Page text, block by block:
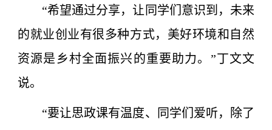
“希望通过分享，让同学们意识到，未来
的就业创业有很多种方式，美好环境和自然
资源是乡村全面振兴的重要助力。”丁文文
说。
“要让思政课有温度、同学们爱听，除了